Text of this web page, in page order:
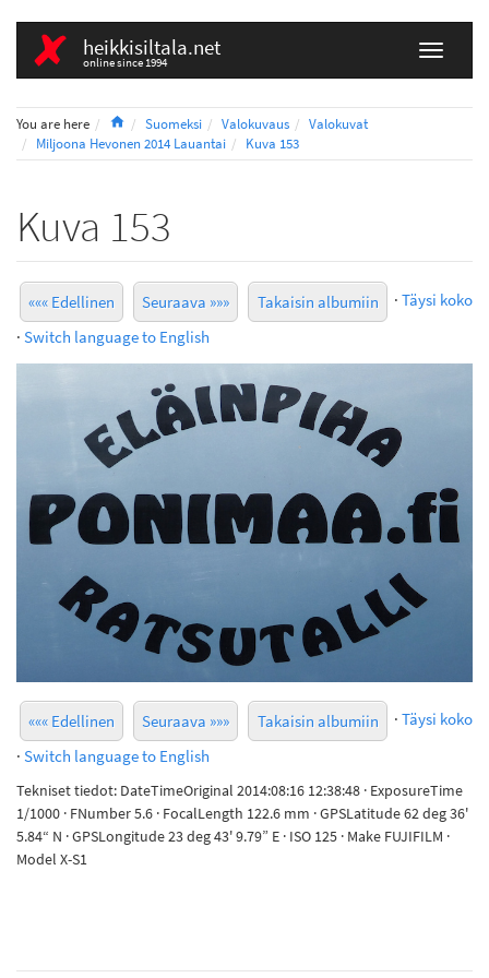
heikkisiltala.net
online since 1994
You are here HomeSuomeksi Valokuvaus
Valokuvat
Miljoona Hevonen 2014 Lauantai
Kuva 153
Kuva 153
««« Edellinen Seuraava »»» Takaisin albumiin · Täysi koko
· Switch language to English
««« Edellinen Seuraava »»» Takaisin albumiin · Täysi koko
· Switch language to English
Tekniset tiedot: DateTimeOriginal 2014:08:16 12:38:48 · ExposureTime
1/1000 · FNumber 5.6 · FocalLength 122.6 mm · GPSLatitude 62 deg 36'
5.84“ N · GPSLongitude 23 deg 43' 9.79” E · ISO 125 · Make FUJIFILM ·
Model X-S1